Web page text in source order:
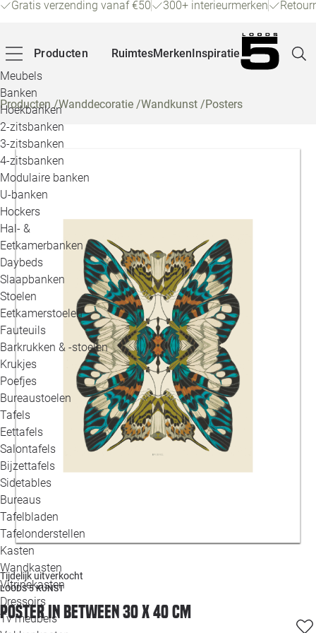
Gratis verzending vanaf €50 300+ interieurmerken
Producten
Meubels
Banken
Hoekbanken
2-zitsbanken
3-zitsbanken
4-zitsbanken
Modulaire banken
U-banken
Hockers
Hal- &
Eetkamerbanken
Daybeds
Slaapbanken
Stoelen
Eetkamerstoelen
Fauteuils
Barkrukken & -stoelen
Krukjes
Poefjes
Bureaustoelen
Tafels
Eettafels
Salontafels
Bijzettafels
Sidetables
Bureaus
Tafelbladen
Tafelonderstellen
Kasten
Wandkasten
Vitrinekasten
Dressoirs
Tv meubels
RuimtesMerkenInspiratie
Producten/Wanddecoratie /Wandkunst /Posters
Tijdelijk uitverkocht
LOODS 5 KUNST
Poster In between 30 x 40 cm